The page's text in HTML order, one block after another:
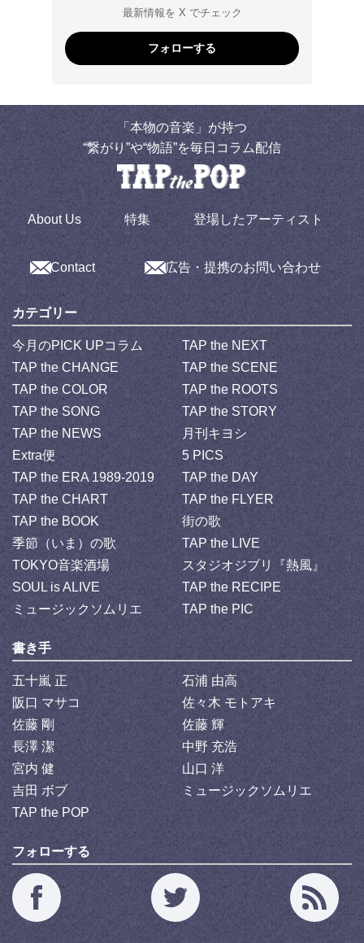
最新情報を X でチェック
フォローする
「本物の音楽」が持つ
“繋がり”や“物語”を毎日コラム配信
About Us 特集 登場したアーティスト
Contact 広告・提携のお問い合わせ
カテゴリー
今月のPICK UPコラム
TAP the NEXT
TAP the CHANGE
TAP the SCENE
TAP the COLOR
TAP the ROOTS
TAP the SONG
TAP the STORY
TAP the NEWS
月刊キヨシ
Extra便
5 PICS
TAP the ERA 1989-2019
TAP the DAY
TAP the CHART
TAP the FLYER
TAP the BOOK
街の歌
季節（いま）の歌
TAP the LIVE
TOKYO音楽酒場
スタジオジブリ『熱風』
SOUL is ALIVE
TAP the RECIPE
ミュージックソムリエ
TAP the PIC
書き手
五十嵐 正
石浦 由高
阪口 マサコ
佐々木 モトアキ
佐藤 剛
佐藤 輝
長澤 潔
中野 充浩
宮内 健
山口 洋
吉田 ボブ
ミュージックソムリエ
TAP the POP
フォローする